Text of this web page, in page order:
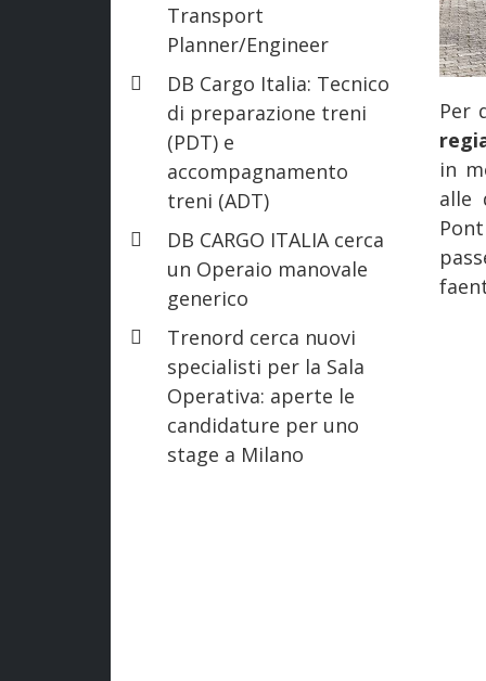
Transport
Planner/Engineer
DB Cargo Italia: Tecnico
di preparazione treni
(PDT) e
accompagnamento
treni (ADT)
DB CARGO ITALIA cerca
un Operaio manovale
generico
Trenord cerca nuovi
specialisti per la Sala
Operativa: aperte le
candidature per uno
stage a Milano
Per
in
alle